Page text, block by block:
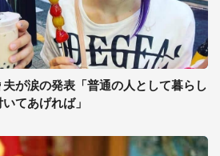
が涙の発表「普通の人として暮らし
てあげれば」